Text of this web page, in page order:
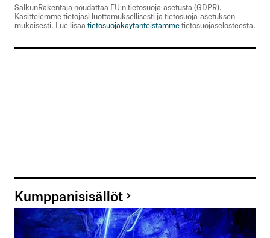
SalkunRakentaja noudattaa EU:n tietosuoja-asetusta (GDPR).
Käsittelemme tietojasi luottamuksellisesti ja tietosuoja-asetuksen
mukaisesti. Lue lisäätietosuojakäytänteistämmetietosuojaselosteesta.
Kumppanisisällöt